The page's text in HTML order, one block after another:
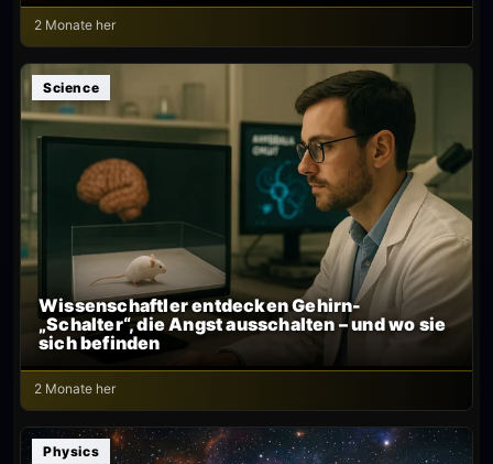
2 Monate her
Science
Wissenschaftler entdecken Gehirn-
„Schalter“, die Angst ausschalten – und wo sie
sich befinden
2 Monate her
Physics